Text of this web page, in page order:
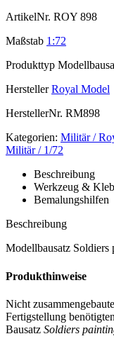
ArtikelNr. ROY 898
Maßstab 1:72
Produkttyp
Hersteller Royal Model
HerstellerNr. RM898
Kategorien: Militär /
Militär / 1/72
Beschreibung
Werkzeug &
Bemalungshilfen
Beschreibung
Modellbausatz
Produkthinweise
Nicht
Fertigstellung
Bausatz Soldiers